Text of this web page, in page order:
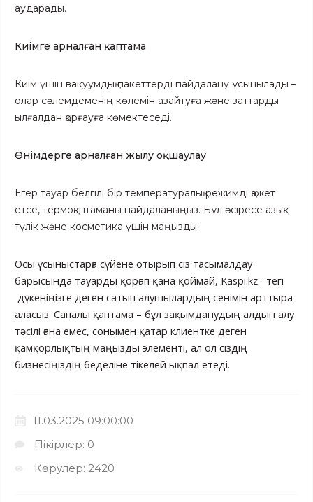
аударады.
Киімге арналған қаптама
Киім үшін вакуумдық пакеттерді пайдалану ұсынылады –
олар сәлемдеменің көлемін азайтуға және заттарды
ылғалдан қорғауға көмектеседі.
Өнімдерге арналған жылу оқшаулау
Егер тауар белгілі бір температуралық режимді қажет
етсе, термоқаптаманы пайдаланыңыз. Бұл әсіресе азық-
түлік және косметика үшін маңызды.
Осы ұсыныстарға сүйене отырып сіз тасымалдау
барысында тауарды қорғап қана қоймай, Kaspi.kz –тегі
дүкеніңізге деген сатып алушылардың сенімін арттыра
аласыз. Сапалы қаптама – бұл зақымданудың алдын алу
тәсілі ғана емес, сонымен қатар клиентке деген
қамқорлықтың маңызды элементі, ал ол сіздің
бизнесіңіздің беделіне тікелей ықпал етеді.
11.03.2025 09:00:00
Пікірлер: 0
Көрулер: 2420